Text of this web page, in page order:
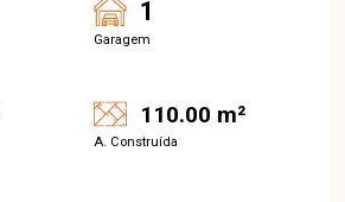
1
Garagem
110.00 m²
A. Construída